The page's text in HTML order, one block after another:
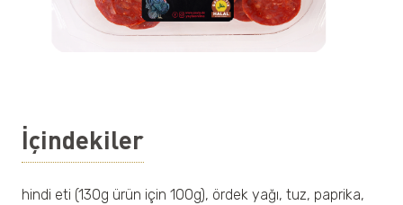
İçindekiler
hindi eti (130g ürün için 100g), ördek yağı, tuz, paprika,